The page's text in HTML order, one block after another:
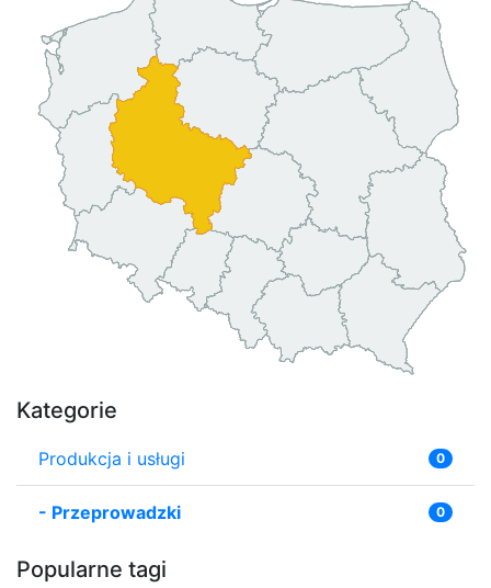
Kategorie
Produkcja i usługi 0
- Przeprowadzki 0
Popularne tagi